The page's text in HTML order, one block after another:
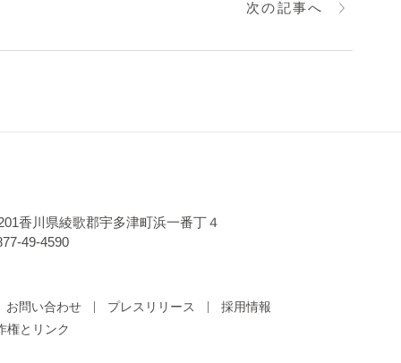
次の記事へ
香川県綾歌郡宇多津町浜一番丁４
49-4590
お問い合わせ プレスリリース
採用情報
権とリンク